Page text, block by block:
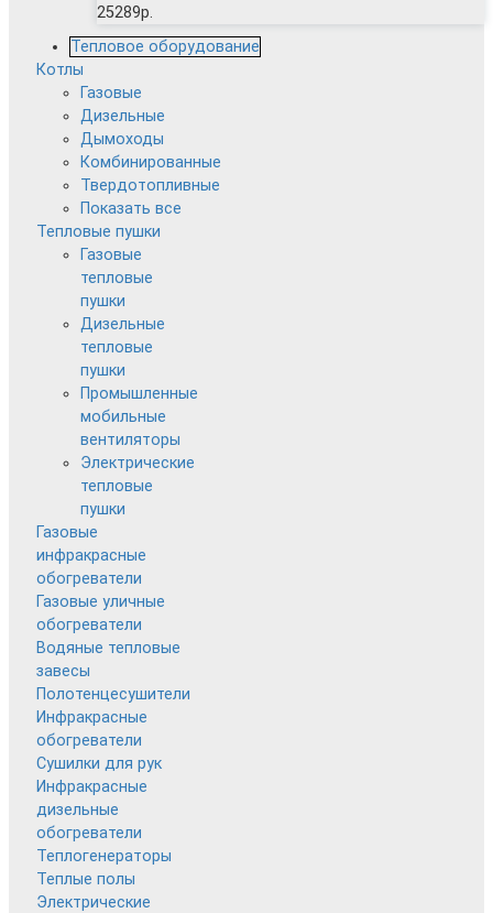
25289р.
Тепловое оборудование
Котлы
Газовые
Дизельные
Дымоходы
Комбинированные
Твердотопливные
Показать все
Тепловые пушки
Газовые
тепловые
пушки
Дизельные
тепловые
пушки
Промышленные
мобильные
вентиляторы
Электрические
тепловые
пушки
Газовые
инфракрасные
обогреватели
Газовые уличные
обогреватели
Водяные тепловые
завесы
Полотенцесушители
Инфракрасные
обогреватели
Сушилки для рук
Инфракрасные
дизельные
обогреватели
Теплогенераторы
Теплые полы
Электрические